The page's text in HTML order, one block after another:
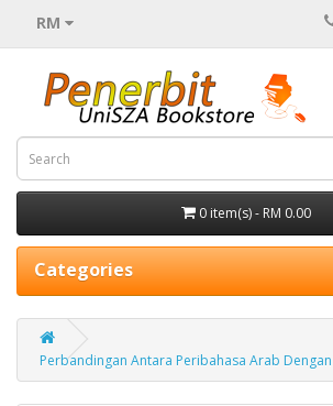
RM
0 item(s) - RM 0.00
Categories
Perbandingan Antara Peribahasa Arab